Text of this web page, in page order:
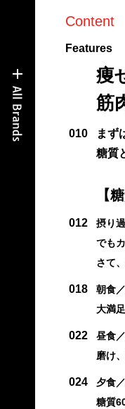
Content
Features
痩
筋
010
まず
糖質
【
012
摂り
でも
さて
018
朝食
大満
022
昼食
磨け
024
夕食
糖質